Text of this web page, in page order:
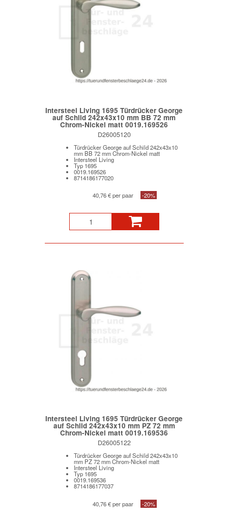
Intersteel Living 1695 Türdrücker George
auf Schild 242x43x10 mm BB 72 mm
Chrom-Nickel matt 0019.169526
D26005120
Türdrücker George auf Schild 242x43x10
mm BB 72 mm Chrom-Nickel matt
Intersteel Living
Typ 1695
0019.169526
8714186177020
40,76 € per paar -20%
Intersteel Living 1695 Türdrücker George
auf Schild 242x43x10 mm PZ 72 mm
Chrom-Nickel matt 0019.169536
D26005122
Türdrücker George auf Schild 242x43x10
mm PZ 72 mm Chrom-Nickel matt
Intersteel Living
Typ 1695
0019.169536
8714186177037
40,76 € per paar -20%